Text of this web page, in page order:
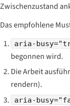
Zwischenzustand
Das empfohlene
aria-
begonnen wird.
Die Arbeit
rendern).
aria-